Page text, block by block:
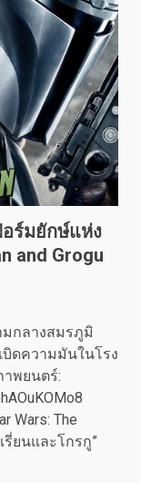
ร์มยักษ์แห่ง
and Grogu
กลางสมรภูมิ
ดความมันในโรง
าพยนตร์:
Wars: The
รี่ยนและโกรกู”